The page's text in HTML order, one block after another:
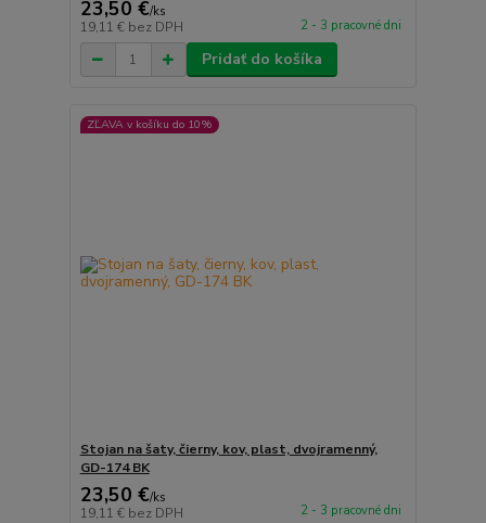
23,50 €/ks
19,11 € bez DPH 2 - 3 pracovné dni
Pridať do košíka
ZĽAVA v košíku do 10%
Stojan na šaty, čierny, kov, plast, dvojramenný,
GD-174 BK
23,50 €/ks
19,11 € bez DPH 2 - 3 pracovné dni